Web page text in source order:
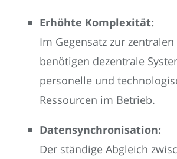
Erhöhte Komplexität:
Im Gegensatz zur zentralen
benötigen dezentrale
personelle und
Ressourcen im Betrieb.
Datensynchronisation:
Der ständige Abgleich